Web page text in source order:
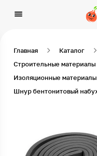
Главная
Каталог
Строительные материалы
Изоляционные материалы